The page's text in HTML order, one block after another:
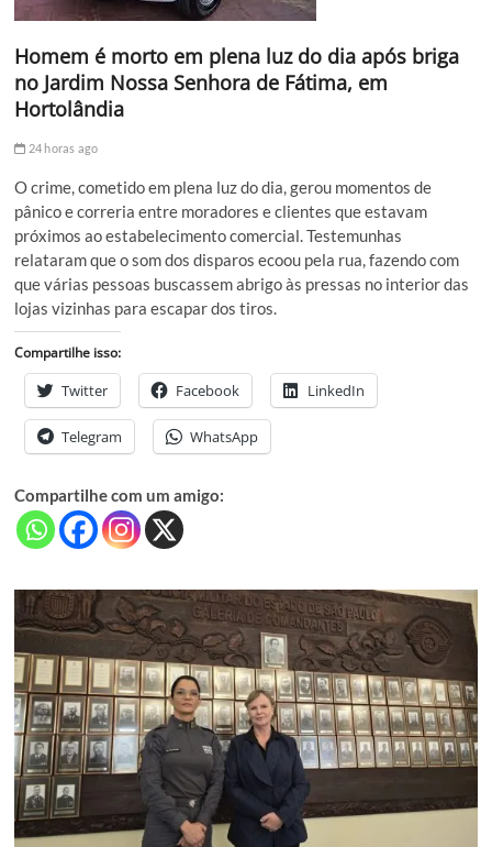
Homem é morto em plena luz do dia após briga
no Jardim Nossa Senhora de Fátima, em
Hortolândia
24 horas ago
O crime, cometido em plena luz do dia, gerou momentos de
pânico e correria entre moradores e clientes que estavam
próximos ao estabelecimento comercial. Testemunhas
relataram que o som dos disparos ecoou pela rua, fazendo com
que várias pessoas buscassem abrigo às pressas no interior das
lojas vizinhas para escapar dos tiros.
Compartilhe isso:
Twitter Facebook LinkedIn
Telegram WhatsApp
Compartilhe com um amigo: